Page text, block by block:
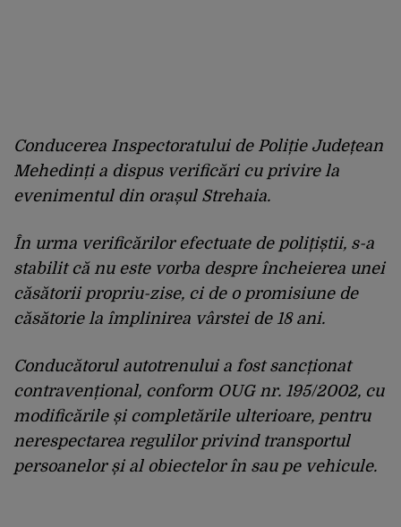
Conducerea Inspectoratului de Poliție Județean
Mehedinți a dispus verificări cu privire la
evenimentul din orașul Strehaia.
În urma verificărilor efectuate de polițiștii, s-a
stabilit că nu este vorba despre încheierea unei
căsătorii propriu-zise, ci de o promisiune de
căsătorie la împlinirea vârstei de 18 ani.
Conducătorul autotrenului a fost sancționat
contravențional, conform OUG nr. 195/2002, cu
modificările și completările ulterioare, pentru
nerespectarea regulilor privind transportul
persoanelor și al obiectelor în sau pe vehicule.